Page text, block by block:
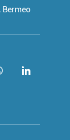
Bermeo